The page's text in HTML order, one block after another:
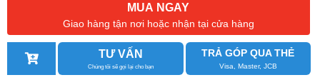
MUA NGAY
Giao hàng tận nơi hoặc nhận tại cửa hàng
TƯ VẤN
Chúng tôi sẽ gọi lại cho bạn
TRẢ GÓP QUA THẺ
Visa, Master, JCB